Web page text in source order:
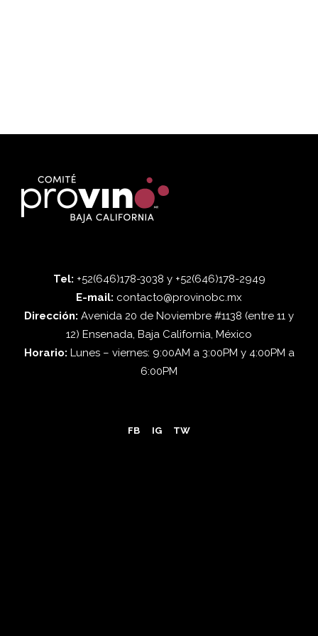
Tel: +52(646)178-3038 y +52(646)178-2949
E-mail: contacto@provinobc.mx
Dirección: Avenida 20 de Noviembre #1138 (entre 11 y
12) Ensenada, Baja California, México
Horario: Lunes – viernes: 9:00AM a 3:00PM y 4:00PM a
6:00PM
FB IG TW